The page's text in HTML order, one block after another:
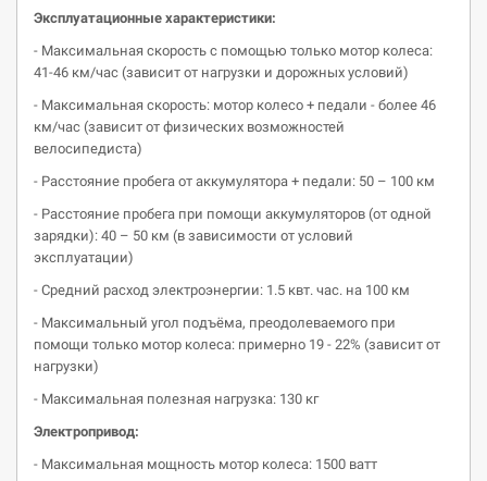
Эксплуатационные характеристики:
- Максимальная скорость с помощью только мотор колеса:
41-46 км/час (зависит от нагрузки и дорожных условий)
- Максимальная скорость: мотор колесо + педали - более 46
км/час (зависит от физических возможностей
велосипедиста)
- Расстояние пробега от аккумулятора + педали: 50 – 100 км
- Расстояние пробега при помощи аккумуляторов (от одной
зарядки): 40 – 50 км (в зависимости от условий
эксплуатации)
- Средний расход электроэнергии: 1.5 квт. час. на 100 км
- Максимальный угол подъёма, преодолеваемого при
помощи только мотор колеса: примерно 19 - 22% (зависит от
нагрузки)
- Максимальная полезная нагрузка: 130 кг
Электропривод:
- Максимальная мощность мотор колеса: 1500 ватт